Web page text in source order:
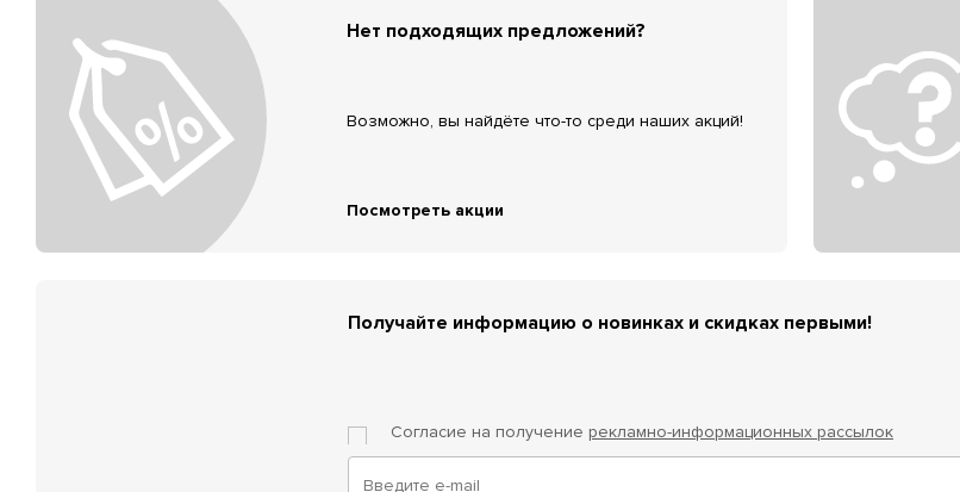
Нет подходящих предложений?
Возможно, вы найдёте что-то среди наших акций!
Посмотреть акции
Получайте информацию о новинках и скидках первыми!
Согласие на получение рекламно-информационных рассылок